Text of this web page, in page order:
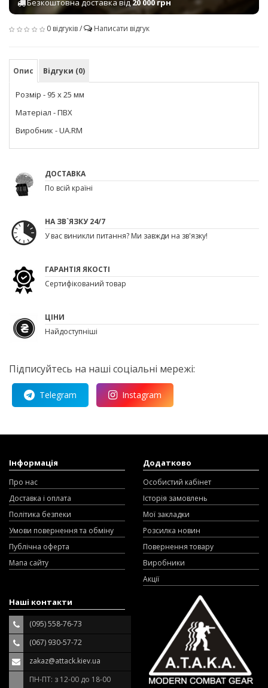
Безкоштовна доставка від20 000 грн
0 відгуків/ Написати відгук
Опис Відгуки (0)
Розмір - 95 х 25 мм
Матеріал - ПВХ
Виробник - UA.RM
ДОСТАВКА
По всій країні
НА ЗВ`ЯЗКУ 24/7
У вас виникли питання? Ми завжди на зв'язку!
ГАРАНТІЯ ЯКОСТІ
Сертифікований товар
ЦІНИ
Найдоступніші
Підписуйтесь на наші соціальні мережі:
Telegram Instagram
Інформація
Про нас
Доставка і оплата
Політика безпеки
Умови повернення та обміну
Публічна оферта
Мапа сайту
Додатково
Особистий кабінет
Історія замовлень
Мої закладки
Розсилка новин
Повернення товару
Виробники
Акції
Наші контакти
(095) 558-76-73
(067) 930-57-72
zakaz@attack.kiev.ua
ПН-ПТ: з 12-00 до 18-00